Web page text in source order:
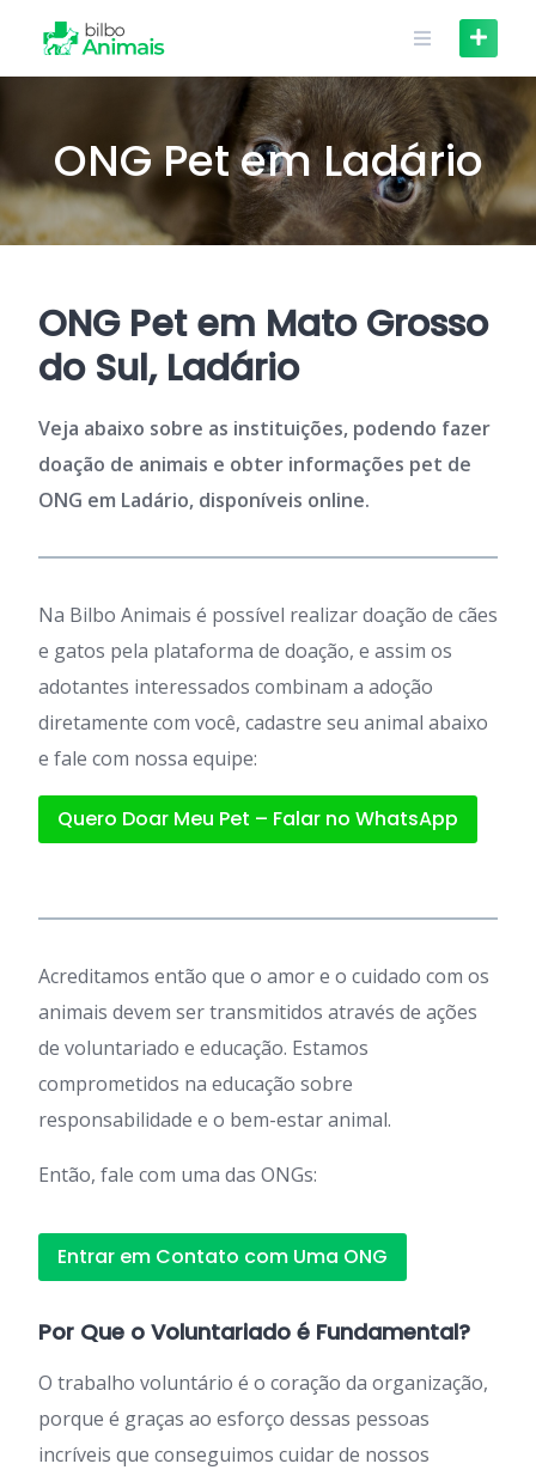
content
ONG Pet em Ladário
ONG Pet em Mato Grosso
do Sul, Ladário
Veja abaixo sobre as instituições, podendo fazer
doação de animais e obter informações pet de
ONG em Ladário, disponíveis online.
Na Bilbo Animais é possível realizar doação de cães
e gatos pela plataforma de doação, e assim os
adotantes interessados combinam a adoção
diretamente com você, cadastre seu animal abaixo
e fale com nossa equipe:
Quero Doar Meu Pet – Falar no WhatsApp
Acreditamos então que o amor e o cuidado com os
animais devem ser transmitidos através de ações
de voluntariado e educação. Estamos
comprometidos na educação sobre
responsabilidade e o bem-estar animal.
Então, fale com uma das ONGs:
Entrar em Contato com Uma ONG
Por Que o Voluntariado é Fundamental?
O trabalho voluntário é o coração da organização,
porque é graças ao esforço dessas pessoas
incríveis que conseguimos cuidar de nossos